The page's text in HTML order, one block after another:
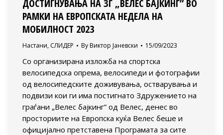
ДОСТИГНУВАЊА НА ЗГ „ВЕЛЕС БАЈКИНГ” ВО
РАМКИ НА ЕВРОПСКАТА НЕДЕЛА НА
МОБИЛНОСТ 2023
Настани, СЛИДЕР By Виктор Јаневски 15/09/2023
Со организирана изложба на спортска
велосипедска опрема, велосипеди и фотографии
од велосипедските доживувања, остварувања и
подвизи кои ги има постигнато Здружението на
граѓани „Велес бајкинг” од Велес, денес во
просториите на Европска куќа Велес беше и
официјално претставена Програмата за сите